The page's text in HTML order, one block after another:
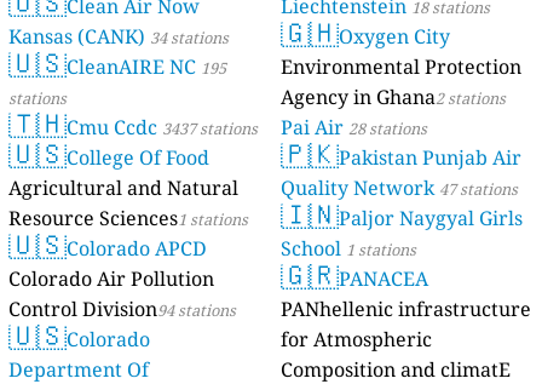
Clean Air Now
Kansas (CANK) 34 stations
🇺🇸CleanAIRE NC 195
stations
🇹🇭Cmu Ccdc 3437 stations
🇺🇸College Of Food
Agricultural and Natural
Resource Sciences1 stations
🇺🇸Colorado APCD
Colorado Air Pollution
Control Division94 stations
🇺🇸Colorado
Department Of
Liechtenstein 18 stations
🇬🇭Oxygen City
Environmental Protection
Agency in Ghana2 stations
Pai Air 28 stations
🇵🇰Pakistan Punjab Air
Quality Network 47 stations
🇮🇳Paljor Naygyal Girls
School 1 stations
🇬🇷PANACEA
PANhellenic infrastructure
for Atmospheric
Composition and climatE